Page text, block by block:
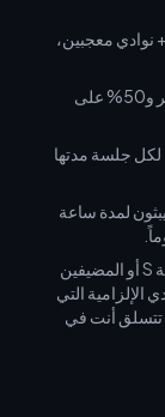
يتطلب 40 مليون+ نقطة شهرياً، 3+ نوادي معجبين،
يقدم 20% عمولة على البث المباشر و50% على
نقطة لكل جلسة مدتها
يبثون لمدة ساعة
تماشَ مع مضيفي الوكالات من الفئة S أو المضيفين
الفردي الإلزامية التي
تتسلق أنت في